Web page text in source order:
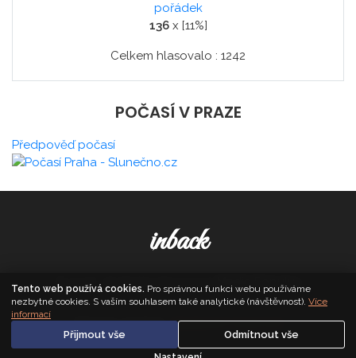
pořádek
136x [11%]
Celkem hlasovalo : 1242
POČASÍ V PRAZE
Předpověď počasí
inback
© 2026. All Rights Reserved, Media Populus
Zásady cookies·Nastavení soukromí
Tento web používá cookies. Pro správnou funkci webu používáme
nezbytné cookies. S vaším souhlasem také analytické (návštěvnost). Více
informací
Přijmout vše Odmítnout vše